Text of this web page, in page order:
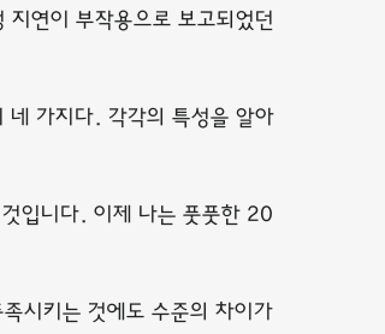
연이 부작용으로 보고되었던
가지다. 각각의 특성을 알아
입니다. 이제 나는 풋풋한 20
시키는 것에도 수준의 차이가